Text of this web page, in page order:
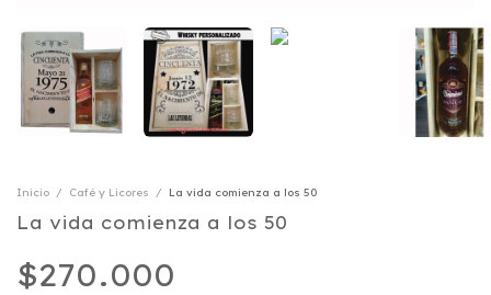
Inicio / Café y Licores / La vida comienza a los 50
La vida comienza a los 50
$270.000